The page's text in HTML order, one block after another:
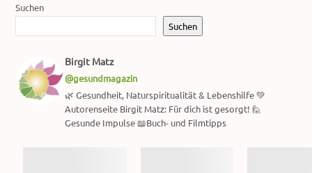
Suchen
Suchen
Birgit Matz
@gesundmagazin
🌿 Gesundheit, Naturspiritualität & Lebenshilfe 💚
Autorenseite Birgit Matz: Für dich ist gesorgt! 🙋
Gesunde Impulse 📖Buch- und Filmtipps